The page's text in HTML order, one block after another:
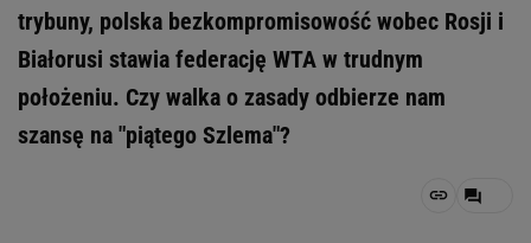
trybuny, polska bezkompromisowość wobec Rosji i
Białorusi stawia federację WTA w trudnym
położeniu. Czy walka o zasady odbierze nam
szansę na "piątego Szlema"?